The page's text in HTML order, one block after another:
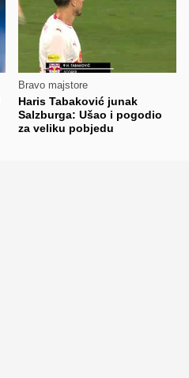
Bravo majstore
Haris Tabaković junak
Salzburga: Ušao i pogodio
za veliku pobjedu